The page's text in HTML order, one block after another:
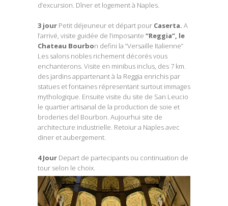
d’excursion. Dîner et logement à Naples.
3 jour Petit déjeuneur et départ pour Caserta. A
l’arrivé, visite guidée de l’imposante “Reggia”, le
Chateau Bourbon defini la “Versaille Italienne”
Les salons nobles richement décorés vous
enchanterons. Visite en minibus inclus, des 7 km.
des jardins appartenant à la Reggia enrichis par
statues et fontaines répresentant surtout immages
mythologique. Ensuite visite du site de San Leucio
le quartier artisanal de la production de soie et
broderies del Bourbon. Aujourhui site de
architecture industrielle. Retoiur a Naples avec
diner et aubergement.
4 Jour Depart de partecipants ou continuation de
tour selon le choix.